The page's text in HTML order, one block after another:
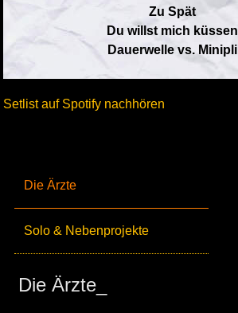
Die Ärzte
Solo & Nebenprojekte
Die Ärzte_
Zu Spät
Du willst mich küssen
Dauerwelle vs. Minipli
Setlist auf Spotify nachhören